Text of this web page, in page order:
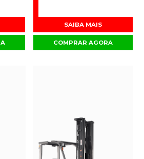
SAIBA MAIS
COMPRAR AGORA